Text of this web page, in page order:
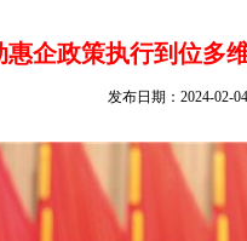
企政策执行到位多
发布日期：2024-02-04